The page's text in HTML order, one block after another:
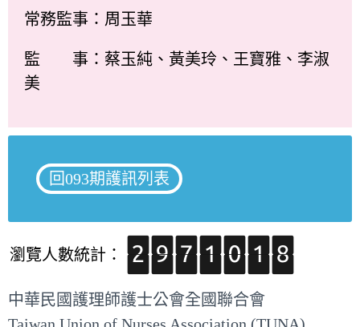
常務監事：周玉華
監 事：蔡玉純、黃美玲、王寶雅、李淑
美
回093期護訊列表
瀏覽人數統計：
中華民國護理師護士公會全國聯合會